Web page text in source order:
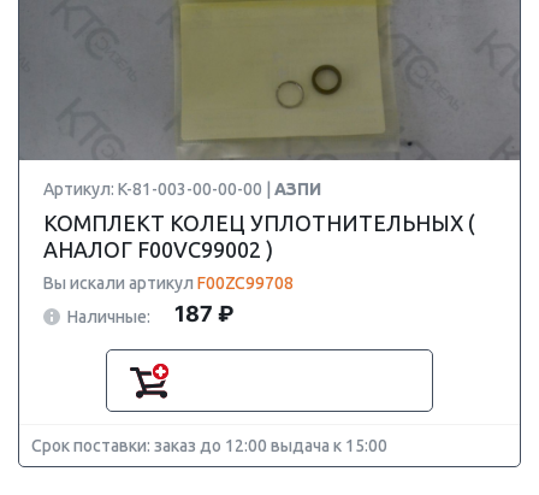
Артикул: K-81-003-00-00-00 | АЗПИ
КОМПЛЕКТ КОЛЕЦ УПЛОТНИТЕЛЬНЫХ (
АНАЛОГ F00VC99002 )
Вы искали артикул F00ZC99708
Наличные:
187 ₽
Срок поставки: заказ до 12:00 выдача к 15:00